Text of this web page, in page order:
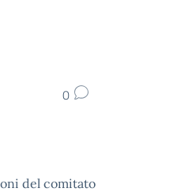
0
del comitato